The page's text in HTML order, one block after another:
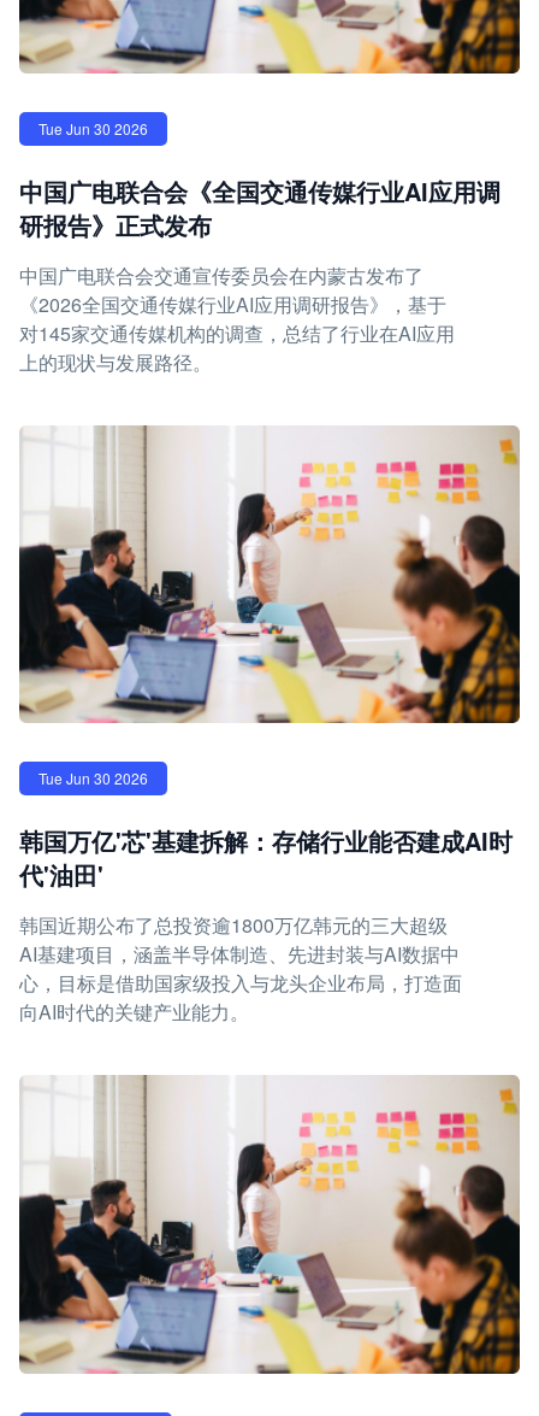
Tue Jun 30 2026
中国广电联合会《全国交通传媒行业AI应用调
研报告》正式发布
中国广电联合会交通宣传委员会在内蒙古发布了
《2026全国交通传媒行业AI应用调研报告》，基于
对145家交通传媒机构的调查，总结了行业在AI应用
上的现状与发展路径。
Tue Jun 30 2026
韩国万亿'芯'基建拆解：存储行业能否建成AI时
代'油田'
韩国近期公布了总投资逾1800万亿韩元的三大超级
AI基建项目，涵盖半导体制造、先进封装与AI数据中
心，目标是借助国家级投入与龙头企业布局，打造面
向AI时代的关键产业能力。